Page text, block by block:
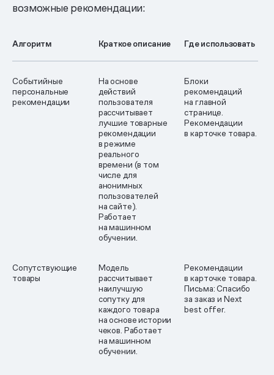
возможные рекомендации:
Алгоритм Краткое описание Где использовать
Событийные
персональные
рекомендации
На основе
действий
пользователя
рассчитывает
лучшие товарные
рекомендации
в режиме
реального
времени (в том
числе для
анонимных
пользователей
на сайте).
Работает
на машинном
обучении.
Блоки
рекомендаций
на главной
странице.
Рекомендации
в карточке товара.
Сопутствующие
товары
Модель
рассчитывает
наилучшую
сопутку для
каждого товара
на основе истории
чеков. Работает
на машинном
обучении.
Рекомендации
в карточке товара.
Письма: Спасибо
за заказ и Next
best offer.